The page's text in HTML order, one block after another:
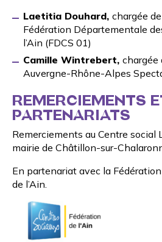
Laetitia Douhard,chargée
Fédération Départementale
l’Ain (FDCS 01)
Camille Wintrebert,chargée
Auvergne-Rhône-Alpes
REMERCIEMENTS
PARTENARIATS
Remerciements au Centre social
mairie de Châtillon-sur-
En partenariat avec la
de l’Ain